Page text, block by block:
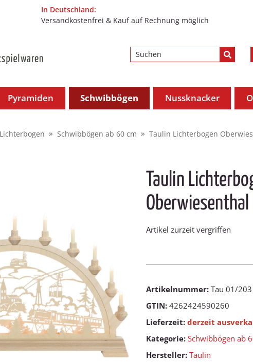
In Deutschland:
Versandkostenfrei & Kauf auf Rechnung möglich
Pyramiden Schwibbögen Nussknacker
Schwibbögen ab 60 cm Taulin Lichterbogen
Taulin
Artikel zurzeit vergriffen
Artikelnummer: Tau 01/203
GTIN: 4262424590260
Lieferzeit: derzeit
Kategorie: Schwibbögen ab
Hersteller: Taulin